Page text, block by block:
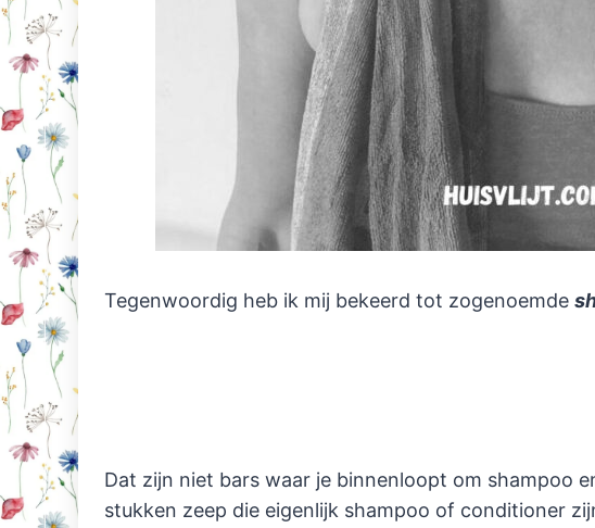
Tegenwoordig heb ik mij bekeerd tot zogenoemde
Dat zijn niet bars waar je binnenloopt om shampoo
stukken zeep die eigenlijk shampoo of conditioner